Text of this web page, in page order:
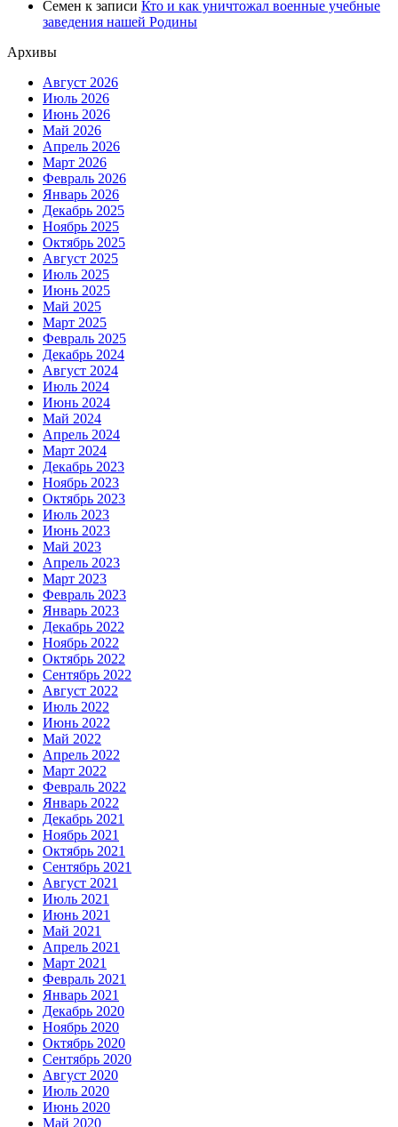
Семен к записи Кто и как уничтожал военные учебные
заведения нашей Родины
Архивы
Август 2026
Июль 2026
Июнь 2026
Май 2026
Апрель 2026
Март 2026
Февраль 2026
Январь 2026
Декабрь 2025
Ноябрь 2025
Октябрь 2025
Август 2025
Июль 2025
Июнь 2025
Май 2025
Март 2025
Февраль 2025
Декабрь 2024
Август 2024
Июль 2024
Июнь 2024
Май 2024
Апрель 2024
Март 2024
Декабрь 2023
Ноябрь 2023
Октябрь 2023
Июль 2023
Июнь 2023
Май 2023
Апрель 2023
Март 2023
Февраль 2023
Январь 2023
Декабрь 2022
Ноябрь 2022
Октябрь 2022
Сентябрь 2022
Август 2022
Июль 2022
Июнь 2022
Май 2022
Апрель 2022
Март 2022
Февраль 2022
Январь 2022
Декабрь 2021
Ноябрь 2021
Октябрь 2021
Сентябрь 2021
Август 2021
Июль 2021
Июнь 2021
Май 2021
Апрель 2021
Март 2021
Февраль 2021
Январь 2021
Декабрь 2020
Ноябрь 2020
Октябрь 2020
Сентябрь 2020
Август 2020
Июль 2020
Июнь 2020
Май 2020